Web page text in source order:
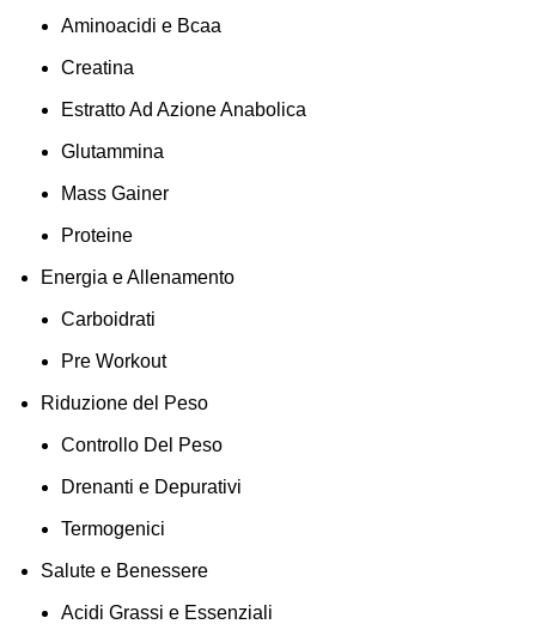
Aminoacidi e Bcaa
Creatina
Estratto Ad Azione Anabolica
Glutammina
Mass Gainer
Proteine
Energia e Allenamento
Carboidrati
Pre Workout
Riduzione del Peso
Controllo Del Peso
Drenanti e Depurativi
Termogenici
Salute e Benessere
Acidi Grassi e Essenziali